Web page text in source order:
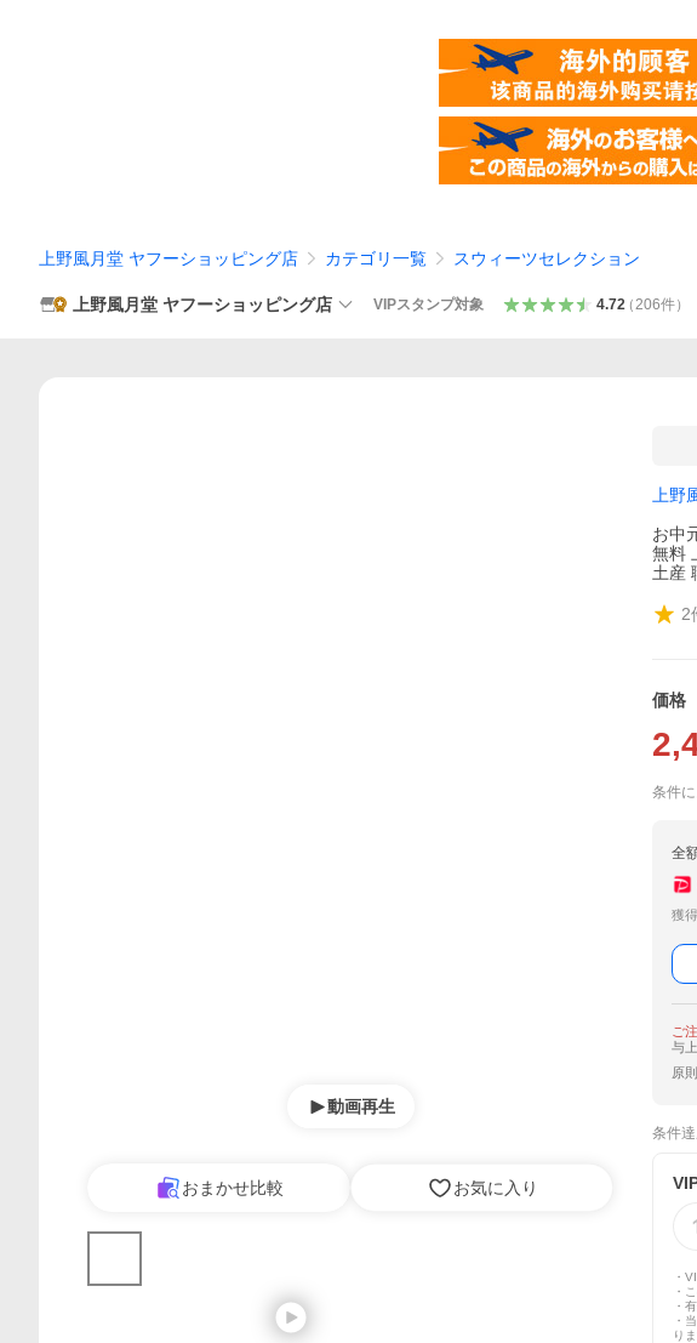
上野風月堂 ヤフーショッピング店 カテゴリ一覧 スウィーツセレクション
上野風月堂 ヤフーショッピング店 VIPスタンプ対象 4.72（206件）
動画再生
おまかせ比較 お気に入り
上野
お中
無料
土産
2
価格
条件
全
獲
ご
与
原
条件
・
・
・
・
り